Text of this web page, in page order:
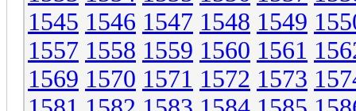
1545 1546 1547 1548 1549
1557 1558 1559 1560 1561
1569 1570 1571 1572 1573